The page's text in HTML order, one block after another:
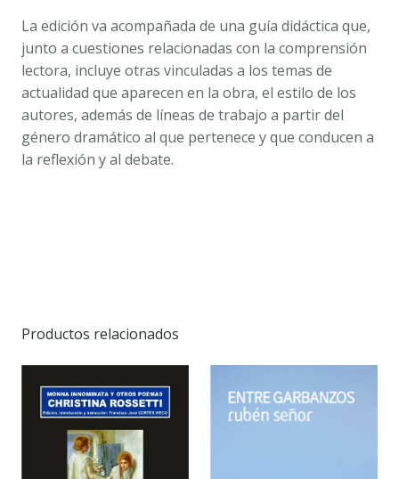
La edición va acompañada de una guía didáctica que,
junto a cuestiones relacionadas con la comprensión
lectora, incluye otras vinculadas a los temas de
actualidad que aparecen en la obra, el estilo de los
autores, además de líneas de trabajo a partir del
género dramático al que pertenece y que conducen a
la reflexión y al debate.
Productos relacionados